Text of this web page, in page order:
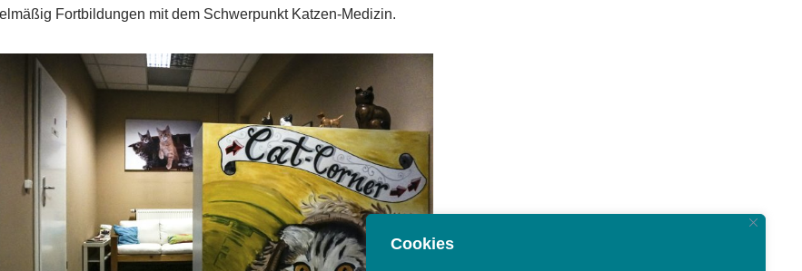
Cookies
Fortbildungen mit dem Schwerpunkt Katzen-Medizin.